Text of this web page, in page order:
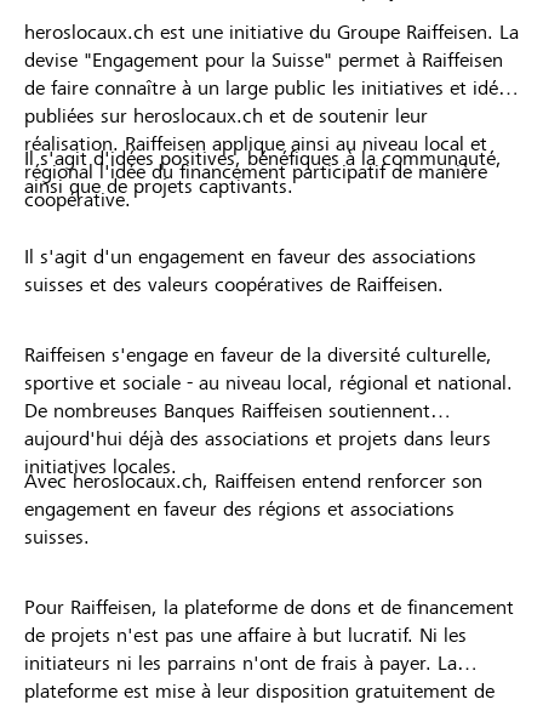
heroslocaux.ch est une initiative du Groupe Raiffeisen. La
devise "Engagement pour la Suisse" permet à Raiffeisen
de faire connaître à un large public les initiatives et idées
publiées sur heroslocaux.ch et de soutenir leur
réalisation. Raiffeisen applique ainsi au niveau local et
régional l'idée du financement participatif de manière
coopérative.
Il s'agit d'idées positives, bénéfiques à la communauté,
ainsi que de projets captivants.
Il s'agit d'un engagement en faveur des associations
suisses et des valeurs coopératives de Raiffeisen.
Raiffeisen s'engage en faveur de la diversité culturelle,
sportive et sociale - au niveau local, régional et national.
De nombreuses Banques Raiffeisen soutiennent
aujourd'hui déjà des associations et projets dans leurs
initiatives locales.
Avec heroslocaux.ch, Raiffeisen entend renforcer son
engagement en faveur des régions et associations
suisses.
Pour Raiffeisen, la plateforme de dons et de financement
de projets n'est pas une affaire à but lucratif. Ni les
initiateurs ni les parrains n'ont de frais à payer. La
plateforme est mise à leur disposition gratuitement de